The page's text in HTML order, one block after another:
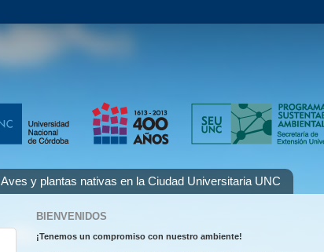
Aves y plantas nativas en la Ciudad Universitaria UNC
BIENVENIDOS
¡Tenemos un compromiso con nuestro ambiente!